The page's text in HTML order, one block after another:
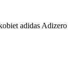
adidas Adizero